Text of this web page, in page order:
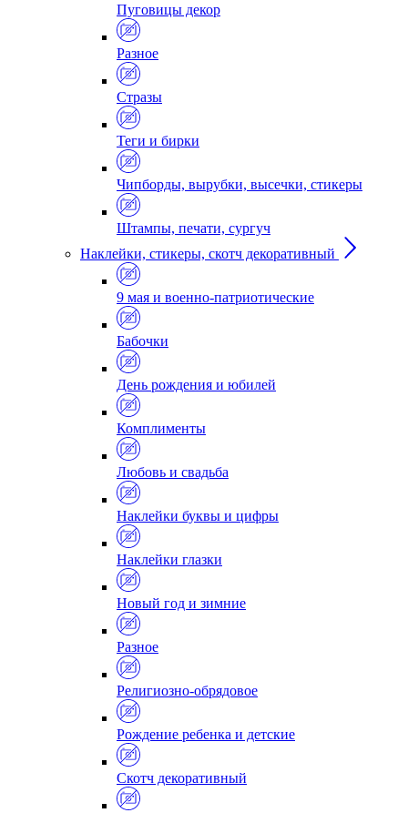
Пуговицы декор
Разное
Стразы
Теги и бирки
Чипборды, вырубки, высечки, стикеры
Штампы, печати, сургуч
Наклейки, стикеры, скотч декоративный
9 мая и военно-патриотические
Бабочки
День рождения и юбилей
Комплименты
Любовь и свадьба
Наклейки буквы и цифры
Наклейки глазки
Новый год и зимние
Разное
Религиозно-обрядовое
Рождение ребенка и детские
Скотч декоративный